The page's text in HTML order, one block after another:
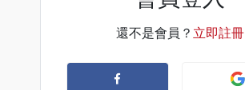
還不是會員？ 立即註冊